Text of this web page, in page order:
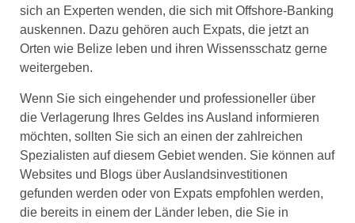
sich an Experten wenden, die sich mit Offshore-Banking
auskennen. Dazu gehören auch Expats, die jetzt an
Orten wie Belize leben und ihren Wissensschatz gerne
weitergeben.
Wenn Sie sich eingehender und professioneller über
die Verlagerung Ihres Geldes ins Ausland informieren
möchten, sollten Sie sich an einen der zahlreichen
Spezialisten auf diesem Gebiet wenden. Sie können auf
Websites und Blogs über Auslandsinvestitionen
gefunden werden oder von Expats empfohlen werden,
die bereits in einem der Länder leben, die Sie in